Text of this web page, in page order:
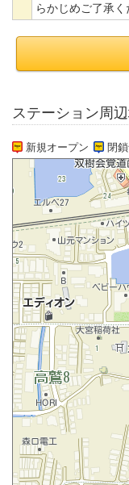
らかじめご了承
ステーション周
新規オープン 閉